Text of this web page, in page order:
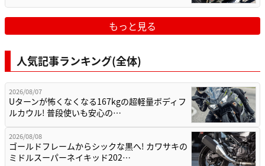
もっと見る
人気記事ランキング(全体)
2026/08/07
Uターンが怖くなくなる167kgの超軽量ボディフ
ルカウル! 普段使いも安心の…
2026/08/08
ゴールドフレームからシックな黒へ! カワサキの
ミドルスーパーネイキッド202…